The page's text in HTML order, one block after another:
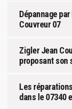
Dépannage
Couvreur 07
Zigler Jean
proposant son
Les
dans le 07340